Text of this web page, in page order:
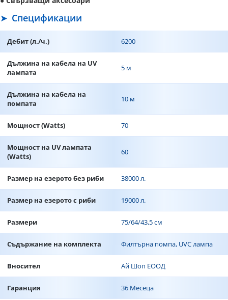
Спецификации
Дебит (л./ч.) 6200
Дължина на кабела на UV
лампата
5 м
Дължина на кабела на
помпата
10 м
Мощност (Watts) 70
Мощност на UV лампата
(Watts)
60
Размер на езерото без риби 38000 л.
Размер на езерото с риби 19000 л.
Размери 75/64/43,5 см
Съдържание на комплекта Филтърна помпа, UVC лампа
Вносител Ай Шоп ЕООД
Гаранция 36 Месеца